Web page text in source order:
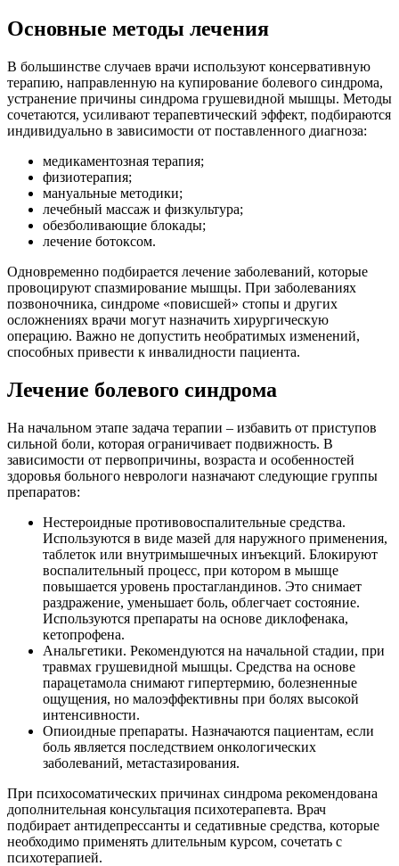
Основные методы лечения
В большинстве случаев врачи используют консервативную
терапию, направленную на купирование болевого синдрома,
устранение причины синдрома грушевидной мышцы. Методы
сочетаются, усиливают терапевтический эффект, подбираются
индивидуально в зависимости от поставленного диагноза:
медикаментозная терапия;
физиотерапия;
мануальные методики;
лечебный массаж и физкультура;
обезболивающие блокады;
лечение ботоксом.
Одновременно подбирается лечение заболеваний, которые
провоцируют спазмирование мышцы. При заболеваниях
позвоночника, синдроме «повисшей» стопы и других
осложнениях врачи могут назначить хирургическую
операцию. Важно не допустить необратимых изменений,
способных привести к инвалидности пациента.
Лечение болевого синдрома
На начальном этапе задача терапии – избавить от приступов
сильной боли, которая ограничивает подвижность. В
зависимости от первопричины, возраста и особенностей
здоровья больного неврологи назначают следующие группы
препаратов:
Нестероидные противовоспалительные средства.
Используются в виде мазей для наружного применения,
таблеток или внутримышечных инъекций. Блокируют
воспалительный процесс, при котором в мышце
повышается уровень простагландинов. Это снимает
раздражение, уменьшает боль, облегчает состояние.
Используются препараты на основе диклофенака,
кетопрофена.
Анальгетики. Рекомендуются на начальной стадии, при
травмах грушевидной мышцы. Средства на основе
парацетамола снимают гипертермию, болезненные
ощущения, но малоэффективны при болях высокой
интенсивности.
Опиоидные препараты. Назначаются пациентам, если
боль является последствием онкологических
заболеваний, метастазирования.
При психосоматических причинах синдрома рекомендована
дополнительная консультация психотерапевта. Врач
подбирает антидепрессанты и седативные средства, которые
необходимо применять длительным курсом, сочетать с
психотерапией.